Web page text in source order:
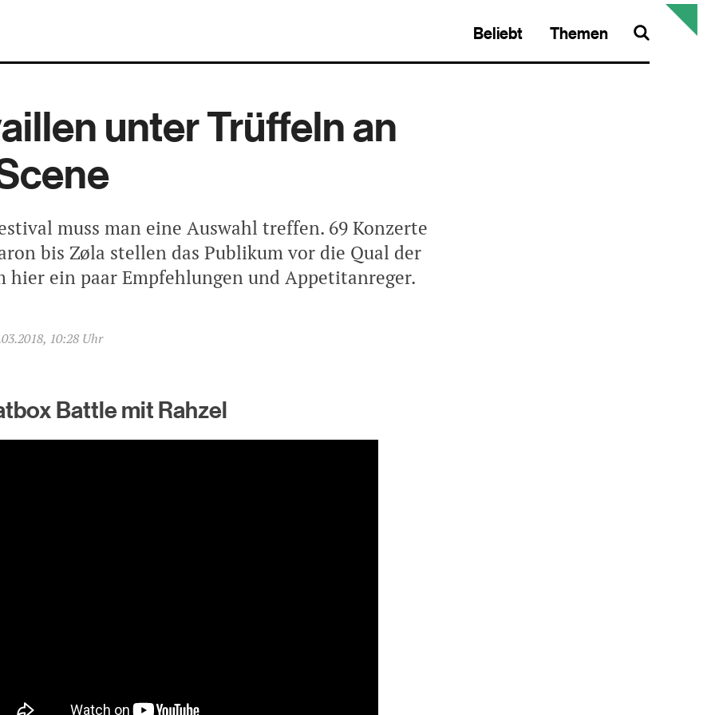
Beliebt Themen
unter Trüffeln an
muss man eine Auswahl treffen. 69 Konzerte
bis Zøla stellen das Publikum vor die Qual der
hier ein paar Empfehlungen und Appetitanreger.
10:28 Uhr
Battle mit Rahzel